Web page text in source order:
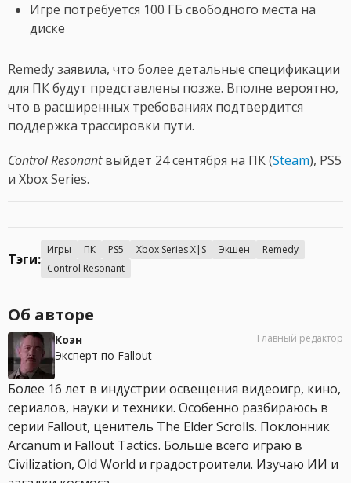
Игре потребуется 100 ГБ свободного места на
диске
Remedy заявила, что более детальные спецификации
для ПК будут представлены позже. Вполне вероятно,
что в расширенных требованиях подтвердится
поддержка трассировки пути.
Control Resonantвыйдет 24 сентября на ПК (Steam), PS5
и Xbox Series.
Тэги:
Игры ПК PS5 Xbox Series X|S Экшен
Remedy
Control Resonant
Об авторе
Коэн
Эксперт по Fallout
Главный редактор
Более 16 лет в индустрии освещения видеоигр, кино,
сериалов, науки и техники. Особенно разбираюсь в
серии Fallout, ценитель The Elder Scrolls. Поклонник
Arcanum и Fallout Tactics. Больше всего играю в
Civilization, Old World и градостроители. Изучаю ИИ и